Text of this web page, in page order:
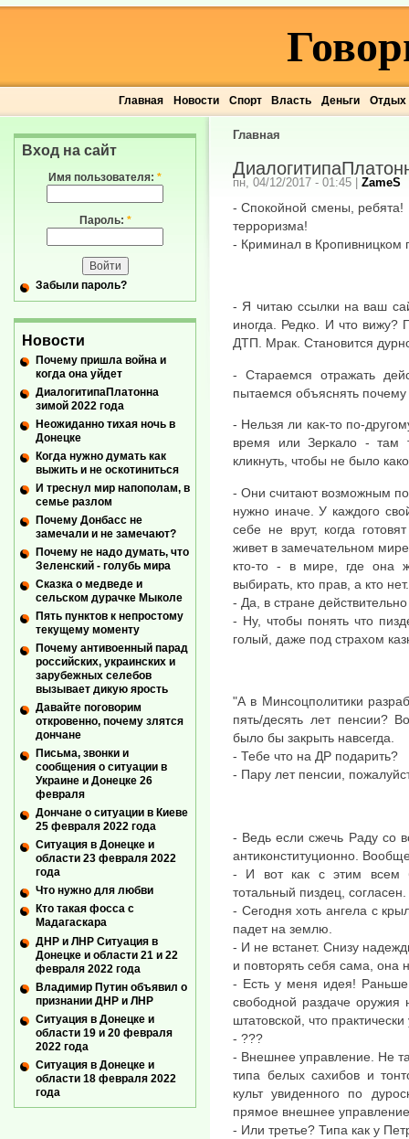
Главная Новости Спорт Власть Деньги Отдых
Главная
пн, 04/12/2017 - 01:45 | ZameS
- Спокойной смены, ребята!
терроризма!
- Криминал в Кропивницком
- Я читаю ссылки на ваш
иногда. Редко. И что
ДТП. Мрак. Становится
- Стараемся отражать
пытаемся объяснять почему
- Нельзя ли как-то по-
время или Зеркало - там
кликнуть, чтобы не было
- Они считают возможным
нужно иначе. У каждого
себе не врут, когда
живет в замечательном
кто-то - в мире, где она
выбирать, кто прав, а кто
- Да, в стране
- Ну, чтобы понять что
голый, даже под страхом
"А в Минсоцполитики
пять/десять лет пенсии?
было бы закрыть навсегда.
- Тебе что на ДР подарить?
- Пару лет пенсии,
- Ведь если сжечь Раду со
антиконституционно.
- И вот как с этим всем
тотальный пиздец, согласен.
- Сегодня хоть ангела с
падет на землю.
- И не встанет. Снизу
и повторять себя сама, она
- Есть у меня идея!
свободной раздаче оружия
штатовской, что
- ???
- Внешнее управление. Не
типа белых сахибов и
культ увиденного по
прямое внешнее
- Или третье? Типа как у
Вход на сайт
Имя пользователя: *
Пароль: *
Забыли пароль?
Новости
Почему пришла война и
когда она уйдет
ДиалогитипаПлатонна
зимой 2022 года
Неожиданно тихая ночь в
Донецке
Когда нужно думать как
выжить и не оскотиниться
И треснул мир напополам, в
семье разлом
Почему Донбасс не
замечали и не замечают?
Почему не надо думать, что
Зеленский - голубь мира
Сказка о медведе и
сельском дурачке Мыколе
Пять пунктов к непростому
текущему моменту
Почему антивоенный парад
российских, украинских и
зарубежных селебов
вызывает дикую ярость
Давайте поговорим
откровенно, почему злятся
дончане
Письма, звонки и
сообщения о ситуации в
Украине и Донецке 26
февраля
Дончане о ситуации в Киеве
25 февраля 2022 года
Ситуация в Донецке и
области 23 февраля 2022
года
Что нужно для любви
Кто такая фосса с
Мадагаскара
ДНР и ЛНР Ситуация в
Донецке и области 21 и 22
февраля 2022 года
Владимир Путин объявил о
признании ДНР и ЛНР
Ситуация в Донецке и
области 19 и 20 февраля
2022 года
Ситуация в Донецке и
области 18 февраля 2022
года